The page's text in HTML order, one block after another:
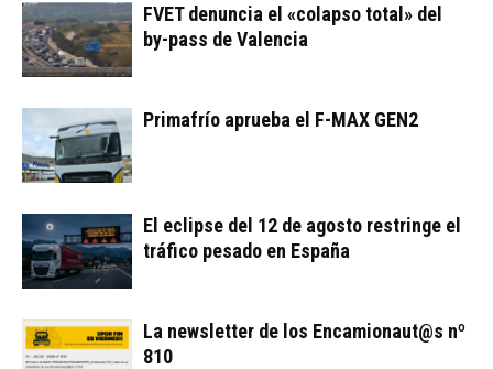
FVET denuncia el «colapso total» del
by-pass de Valencia
Primafrío aprueba el F-MAX GEN2
El eclipse del 12 de agosto restringe el
tráfico pesado en España
La newsletter de los Encamionaut@s nº
810